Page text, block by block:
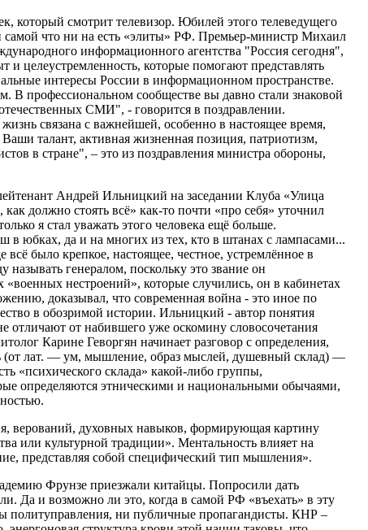
который смотрит телевизор. Юбилей этого телеведущего
самой что ни на есть «элиты» РФ. Премьер-министр Михаил
информационного агентства "Россия сегодня",
и целеустремленность, которые помогают представлять
интересы России в информационном пространстве.
В профессиональном сообществе вы давно стали знаковой
СМИ", - говорится в поздравлении.
связана с важнейшей, особенно в настоящее время,
талант, активная жизненная позиция, патриотизм,
в стране", – это из поздравления министра обороны,
Андрей Ильницкий на заседании Клуба «Улица
должно стоять всё» как-то почти «про себя» уточнил
я стал уважать этого человека ещё больше.
в юбках, да и на многих из тех, кто в штанах с лампасами...
было крепкое, настоящее, честное, устремлённое в
генералом, поскольку это звание он
«военных нестроений», которые случились, он в кабинетах
доказывал, что современная война - это иное по
в обозримой истории. Ильницкий - автор понятия
отличают от набившего уже оскомину словосочетания
Карине Геворгян начинает разговор с определения,
(от лат. — ум, мышление, образ мыслей, душевный склад) —
«психического склада» какой-либо группы,
определяются этническими и национальными обычаями,
верований, духовных навыков, формирующая картину
или культурной традиции». Ментальность влияет на
представляя собой специфический тип мышления».
Фрунзе приезжали китайцы. Попросили дать
Да и возможно ли это, когда в самой РФ «въехать» в эту
политуправления, ни публичные пропагандисты. КНР –